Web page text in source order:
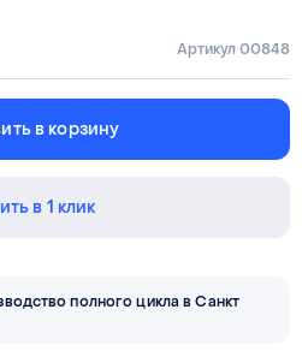
Артикул 00848
в корзину
в 1 клик
полного цикла в Санкт